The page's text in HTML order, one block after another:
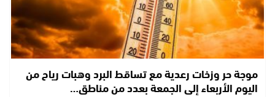
موجة حر وزخات رعدية مع تساقط البرد وهبات رياح من
اليوم الأربعاء إلى الجمعة بعدد من مناطق…